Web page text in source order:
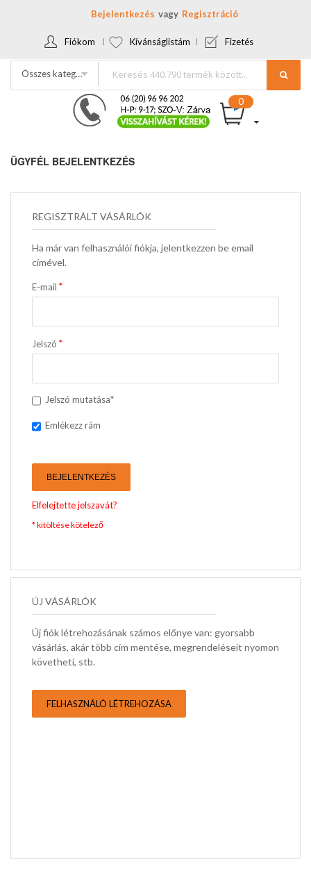
Bejelentkezés Regisztráció
Fiókom Kívánságlistám Fizetés
Összes kategória
ÜGYFÉL BEJELENTKEZÉS
REGISZTRÁLT VÁSÁRLÓK
Ha már van felhasználói fiókja, jelentkezzen be email
címével.
E-mail
Jelszó
Jelszó mutatása*
Emlékezz rám
BEJELENTKEZÉS
Elfelejtette jelszavát?
ÚJ VÁSÁRLÓK
Új fiók létrehozásának számos előnye van: gyorsabb
vásárlás, akár több cím mentése, megrendeléseit nyomon
követheti, stb.
FELHASZNÁLÓ LÉTREHOZÁSA